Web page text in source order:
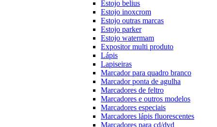
Estojo belius
Estojo inoxcrom
Estojo outras marcas
Estojo parker
Estojo watermam
Expositor multi produto
Lápis
Lapiseiras
Marcador para quadro branco
Marcador ponta de agulha
Marcadores de feltro
Marcadores e outros modelos
Marcadores especiais
Marcadores lápis fluorescentes
Marcadores para cd/dvd